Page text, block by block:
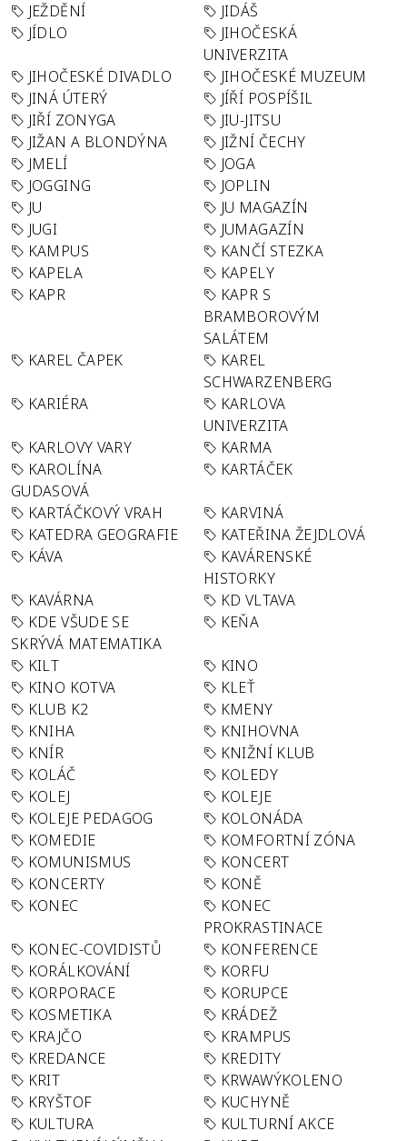
JEŽDĚNÍ
JIDÁŠ
JÍDLO
JIHOČESKÁ
UNIVERZITA
JIHOČESKÉ DIVADLO
JIHOČESKÉ MUZEUM
JINÁ ÚTERÝ
JÍŘÍ POSPÍŠIL
JIŘÍ ZONYGA
JIU-JITSU
JIŽAN A BLONDÝNA
JIŽNÍ ČECHY
JMELÍ
JOGA
JOGGING
JOPLIN
JU
JU MAGAZÍN
JUGI
JUMAGAZÍN
KAMPUS
KANČÍ STEZKA
KAPELA
KAPELY
KAPR
KAPR S
BRAMBOROVÝM
SALÁTEM
KAREL ČAPEK
KAREL
SCHWARZENBERG
KARIÉRA
KARLOVA
UNIVERZITA
KARLOVY VARY
KARMA
KAROLÍNA
GUDASOVÁ
KARTÁČEK
KARTÁČKOVÝ VRAH
KARVINÁ
KATEDRA GEOGRAFIE
KATEŘINA ŽEJDLOVÁ
KÁVA
KAVÁRENSKÉ
HISTORKY
KAVÁRNA
KD VLTAVA
KDE VŠUDE SE
SKRÝVÁ MATEMATIKA
KEŇA
KILT
KINO
KINO KOTVA
KLEŤ
KLUB K2
KMENY
KNIHA
KNIHOVNA
KNÍR
KNIŽNÍ KLUB
KOLÁČ
KOLEDY
KOLEJ
KOLEJE
KOLEJE PEDAGOG
KOLONÁDA
KOMEDIE
KOMFORTNÍ ZÓNA
KOMUNISMUS
KONCERT
KONCERTY
KONĚ
KONEC
KONEC
PROKRASTINACE
KONEC-COVIDISTŮ
KONFERENCE
KORÁLKOVÁNÍ
KORFU
KORPORACE
KORUPCE
KOSMETIKA
KRÁDEŽ
KRAJČO
KRAMPUS
KREDANCE
KREDITY
KRIT
KRWAWÝKOLENO
KRYŠTOF
KUCHYNĚ
KULTURA
KULTURNÍ AKCE